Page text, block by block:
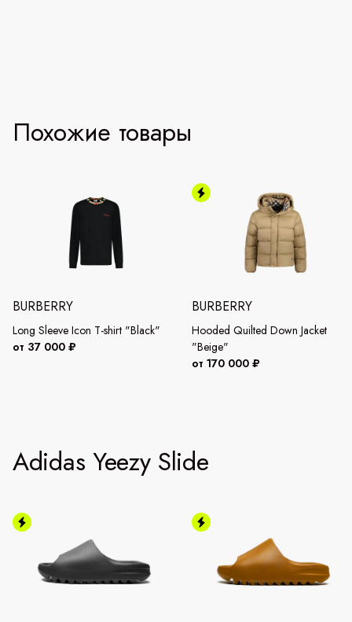
Похожие товары
BURBERRY
Long Sleeve Icon T-shirt "Black"
от 37 000 ₽
BURBERRY
Hooded Quilted Down Jacket
"Beige"
от 170 000 ₽
Adidas Yeezy Slide